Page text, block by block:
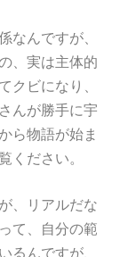
なんですが、
、実は主体的
クビになり、
んが勝手に宇
ら物語が始ま
ください。
、リアルだな
て、自分の範
るんですが、